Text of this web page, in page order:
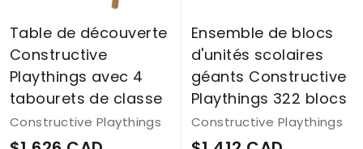
Table de découverte
Constructive
Playthings avec 4
tabourets de classe
Constructive Playthings
Ensemble de blocs
d'unités scolaires
géants Constructive
Playthings 322 blocs
Constructive Playthings